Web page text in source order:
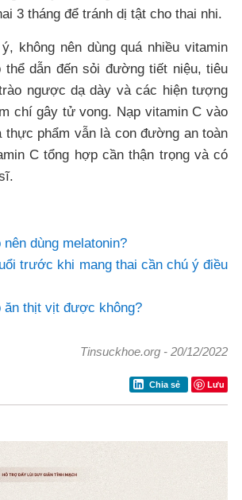
3 tháng để tránh dị tật cho thai nhi.
không nên dùng quá nhiều vitamin
thể dẫn đến sỏi đường tiết niệu, tiêu
ngược dạ dày và các hiện tượng
chí gây tử vong. Nạp vitamin C vào
thực phẩm vẫn là con đường an toàn
C tổng hợp cần thận trọng và có
nên dùng melatonin?
trước khi mang thai cần chú ý điều
ăn thịt vịt được không?
Tinsuckhoe.org -20/12/2022
Chia sẻ Lưu